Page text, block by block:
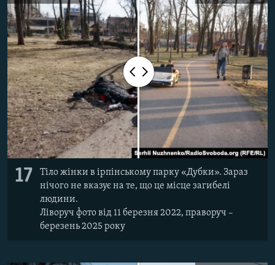
17
Тіло жінки в ірпінському парку «Дубки». Зараз
нічого не вказує на те, що це місце загибелі
людини.
Ліворуч фото від 11 березня 2022, праворуч –
березень 2025 року